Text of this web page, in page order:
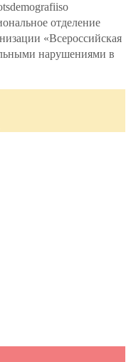
отделение
«Всероссийская
нарушениями в